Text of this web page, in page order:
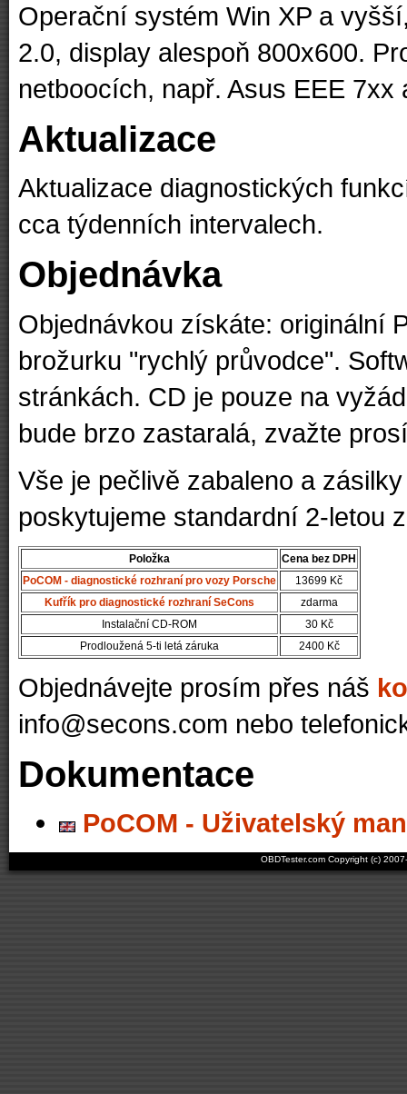
Operační systém Win XP a
2.0, display alespoň 800x600.
netboocích, např. Asus EEE 7xx
Aktualizace
Aktualizace diagnostických
cca týdenních intervalech.
Objednávka
Objednávkou získáte: originální
brožurku "rychlý průvodce".
stránkách. CD je pouze na
bude brzo zastaralá, zvažte
Vše je pečlivě zabaleno a
poskytujeme standardní 2-letou
Položka
Cena bez DPH
PoCOM - diagnostické rozhraní pro vozy Porsche
13699 Kč
Kufřík pro diagnostické rozhraní SeCons
zdarma
Instalační CD-ROM
30 Kč
Prodloužená 5-ti letá záruka
2400 Kč
Objednávejte prosím přes náš
info@secons.com nebo
Dokumentace
PoCOM - Uživatelský
OBDTester.com Copyright (c)